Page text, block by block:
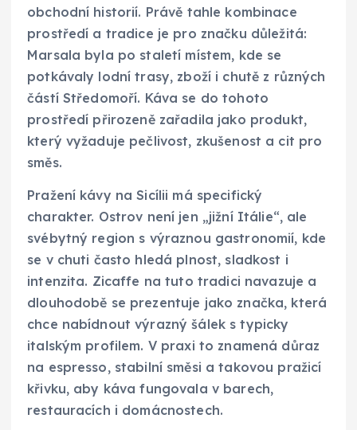
obchodní historií. Právě tahle kombinace
prostředí a tradice je pro značku důležitá:
Marsala byla po staletí místem, kde se
potkávaly lodní trasy, zboží i chutě z různých
částí Středomoří. Káva se do tohoto
prostředí přirozeně zařadila jako produkt,
který vyžaduje pečlivost, zkušenost a cit pro
směs.
Pražení kávy na Sicílii má specifický
charakter. Ostrov není jen „jižní Itálie“, ale
svébytný region s výraznou gastronomií, kde
se v chuti často hledá plnost, sladkost i
intenzita. Zicaffe na tuto tradici navazuje a
dlouhodobě se prezentuje jako značka, která
chce nabídnout výrazný šálek s typicky
italským profilem. V praxi to znamená důraz
na espresso, stabilní směsi a takovou pražicí
křivku, aby káva fungovala v barech,
restauracích i domácnostech.